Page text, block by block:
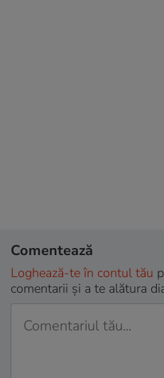
Comentează
Loghează-te în contul tău
comentarii și a te alătura